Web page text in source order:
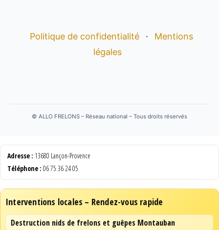
Politique de confidentialité ·
Mentions
légales
© ALLO FRELONS – Réseau national – Tous droits réservés
Adresse : 13680 Lançon-Provence
Téléphone : 06 75 36 24 05
Interventions locales – Rendez-vous rapide
Destruction nids de frelons et guêpes Montauban